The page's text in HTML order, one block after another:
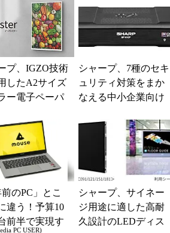
プ、IGZO技術
したA2サイズ
ー電子ペーパ
）」を開...
シャープ、7種のセキ
ュリティ対策をまか
なえる中小企業向け
前のPC」とこ
違う！予算10
前半で実現す
PC USER)
シャープ、サイネー
ジ用途に適した高耐
久設計のLEDディス